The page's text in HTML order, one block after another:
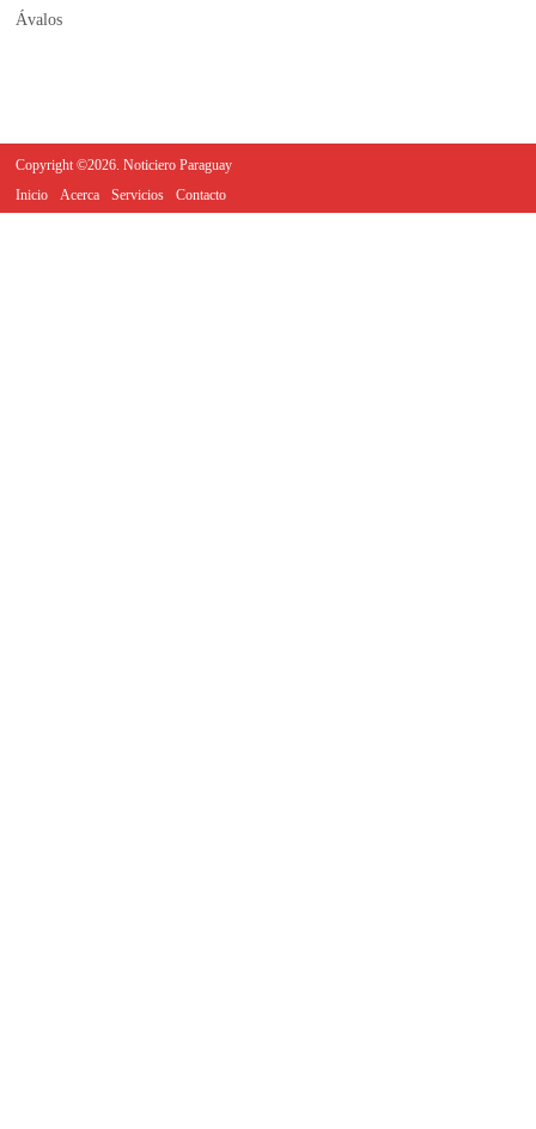
Copyright ©2026. Noticiero Paraguay
Inicio
Acerca Servicios Contacto